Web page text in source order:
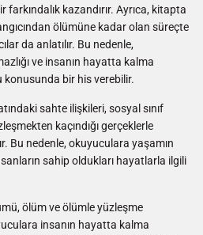
kazandırır. Ayrıca, kitapta
ölümüne kadar olan süreçte
da anlatılır. Bu nedenle,
ve insanın hayatta kalma
bir his verebilir.
sahte ilişkileri, sosyal sınıf
kaçındığı gerçeklerle
Bu nedenle, okuyuculara yaşamın
sahip oldukları hayatlarla ilgili
ölüm ve ölümle yüzleşme
insanın hayatta kalma